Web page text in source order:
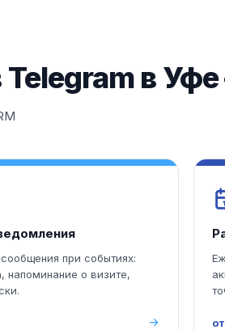
в
при событиях:
напоминание о визите,